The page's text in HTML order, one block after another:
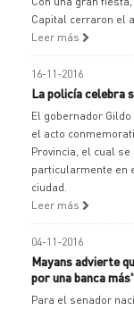
Capital cerraron el
Leer más
16-11-2016
La policía celebra
El gobernador
el acto
Provincia, el cual se
particularmente en
ciudad.
Leer más
04-11-2016
Mayans advierte
por una banca
Para el senador